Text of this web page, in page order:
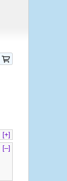
[+]
[–]